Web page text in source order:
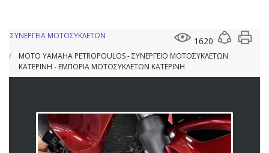
1620
ΣΥΝΕΡΓΕΙΑ ΜΟΤΟΣΥΚΛΕΤΩΝ
MOTO YAMAHA PETROPOULOS - ΣΥΝΕΡΓΕΙΟ ΜΟΤΟΣΥΚΛΕΤΩΝ
ΚΑΤΕΡΙΝΗ - ΕΜΠΟΡΙΑ ΜΟΤΟΣΥΚΛΕΤΩΝ ΚΑΤΕΡΙΝΗ